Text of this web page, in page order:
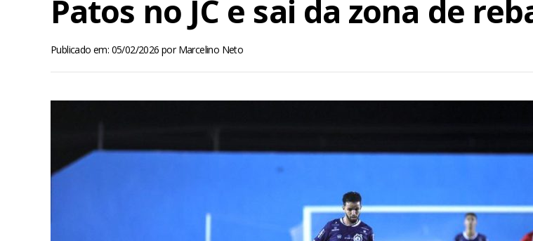
Patos no JC e sai da zona de
Publicado em: 05/02/2026 porMarcelino Neto